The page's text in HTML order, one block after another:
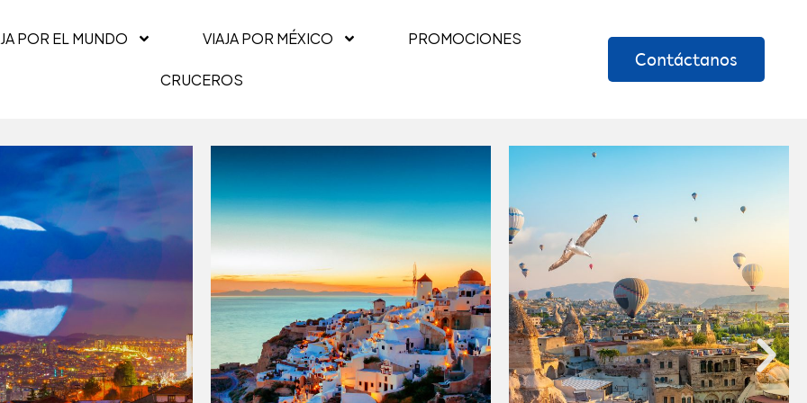
POR EL MUNDO VIAJA POR MÉXICO PROMOCIONES
CRUCEROS
Contáctanos